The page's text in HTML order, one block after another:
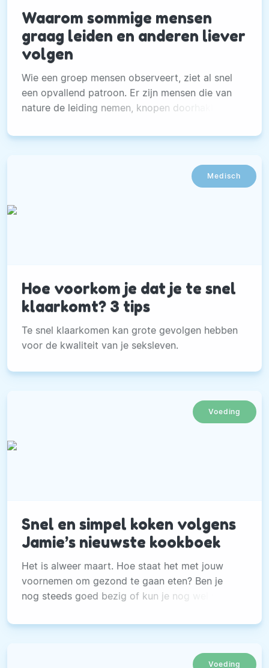
Waarom sommige mensen
graag leiden en anderen liever
volgen
Wie een groep mensen observeert, ziet al snel
een opvallend patroon. Er zijn mensen die van
nature de leiding nemen, knopen doorhakken en
Medisch
Hoe voorkom je dat je te snel
klaarkomt? 3 tips
Te snel klaarkomen kan grote gevolgen hebben
voor de kwaliteit van je seksleven.
Voeding
Snel en simpel koken volgens
Jamie’s nieuwste kookboek
Het is alweer maart. Hoe staat het met jouw
voornemen om gezond te gaan eten? Ben je
nog steeds goed bezig of kun je nog wel wat
Voeding